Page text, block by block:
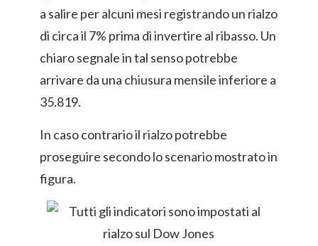
a salire per alcuni mesi registrando un rialzo
di circa il 7% prima di invertire al ribasso. Un
chiaro segnale in tal senso potrebbe
arrivare da una chiusura mensile inferiore a
35.819.
In caso contrario il rialzo potrebbe
proseguire secondo lo scenario mostrato in
figura.